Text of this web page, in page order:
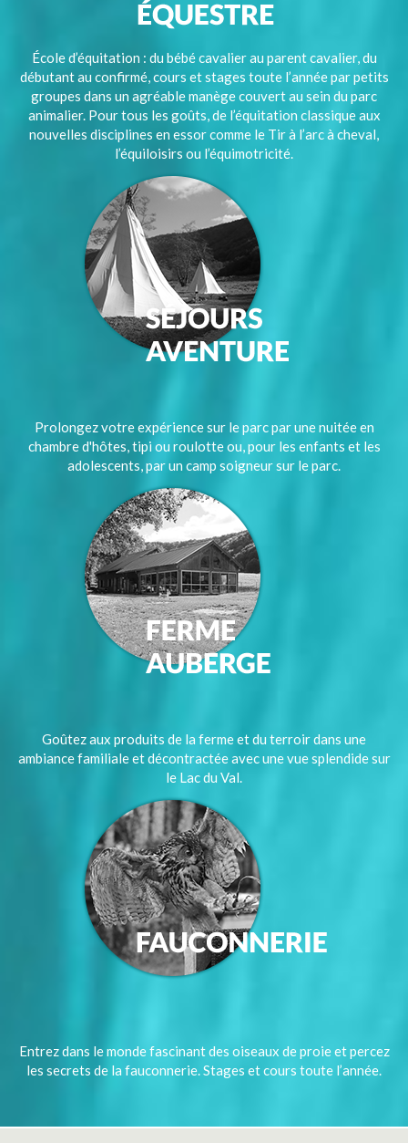
École d’équitation : du bébé cavalier au parent cavalier, du
débutant au confirmé, cours et stages toute l’année par petits
groupes dans un agréable manège couvert au sein du parc
animalier. Pour tous les goûts, de l’équitation classique aux
nouvelles disciplines en essor comme le Tir à l’arc à cheval,
l’équiloisirs ou l’équimotricité.
Prolongez votre expérience sur le parc par une nuitée en
chambre d'hôtes, tipi ou roulotte ou, pour les enfants et les
adolescents, par un camp soigneur sur le parc.
Goûtez aux produits de la ferme et du terroir dans une
ambiance familiale et décontractée avec une vue splendide sur
le Lac du Val.
Entrez dans le monde fascinant des oiseaux de proie et percez
les secrets de la fauconnerie. Stages et cours toute l’année.